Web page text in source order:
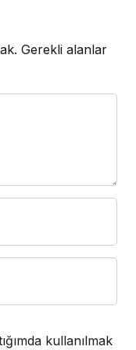
Gerekli alanlar
kullanılmak